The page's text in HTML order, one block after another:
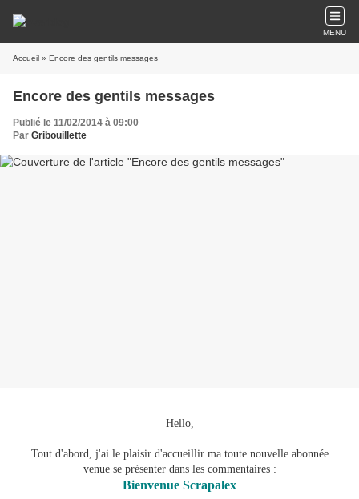
MENU
Accueil » Encore des gentils messages
Encore des gentils messages
Publié le 11/02/2014 à 09:00
Par Gribouillette
Hello,
Tout d'abord, j'ai le plaisir d'accueillir ma toute nouvelle abonnée
venue se présenter dans les commentaires :
Bienvenue Scrapalex